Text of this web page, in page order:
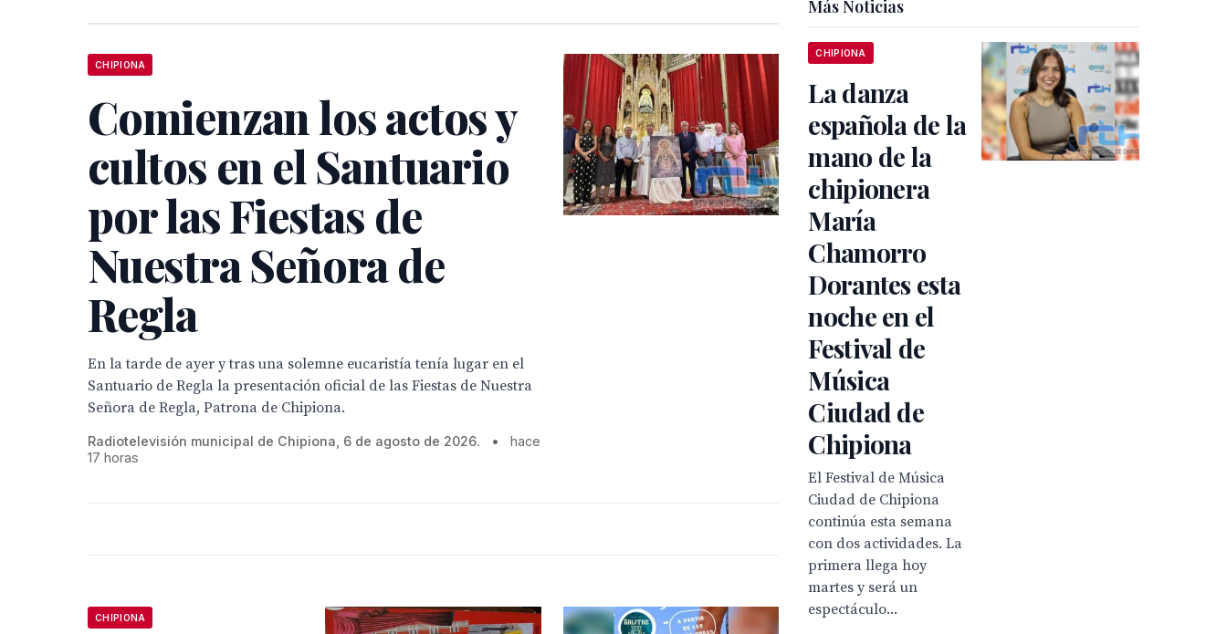
CHIPIONA
Comienzan los actos y
cultos en el Santuario
por las Fiestas de
Nuestra Señora de
Regla
En la tarde de ayer y tras una solemne eucaristía tenía lugar en el
Santuario de Regla la presentación oficial de las Fiestas de Nuestra
Señora de Regla, Patrona de Chipiona.
Radiotelevisión municipal de Chipiona, 6 de agosto de 2026. •
hace
17 horas
CHIPIONA
Más Noticias
CHIPIONA
La danza
española de la
mano de la
chipionera
María
Chamorro
Dorantes esta
noche en el
Festival de
Música
Ciudad de
Chipiona
El Festival de Música
Ciudad de Chipiona
continúa esta semana
con dos actividades. La
primera llega hoy
martes y será un
espectáculo...